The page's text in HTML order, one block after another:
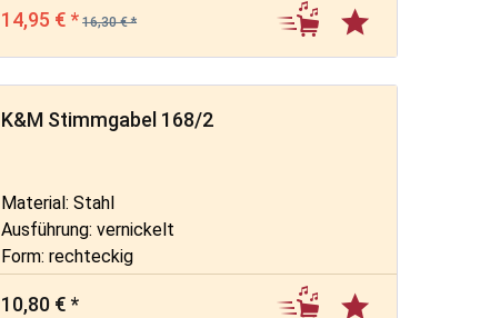
14,95 € * 16,30 € *
K&M Stimmgabel 168/2
Material: Stahl
Ausführung: vernickelt
Form: rechteckig
10,80 € *